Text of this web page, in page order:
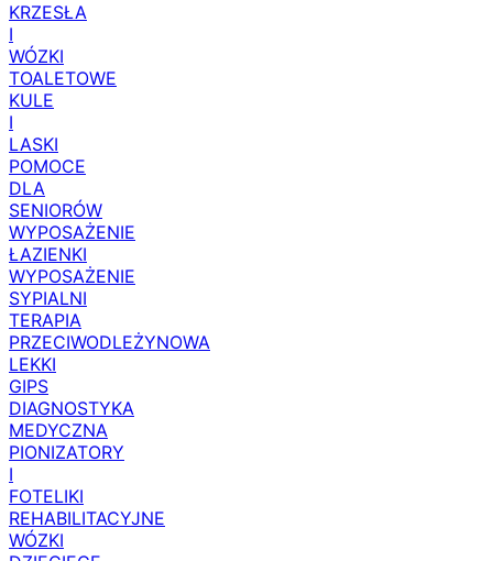
KRZESŁA
I
WÓZKI
TOALETOWE
KULE
I
LASKI
POMOCE
DLA
SENIORÓW
WYPOSAŻENIE
ŁAZIENKI
WYPOSAŻENIE
SYPIALNI
TERAPIA
PRZECIWODLEŻYNOWA
LEKKI
GIPS
DIAGNOSTYKA
MEDYCZNA
PIONIZATORY
I
FOTELIKI
REHABILITACYJNE
WÓZKI